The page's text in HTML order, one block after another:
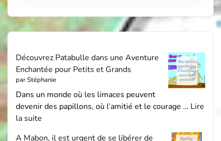
Découvrez Patabulle dans une Aventure
Enchantée pour Petits et Grands
par Stéphanie
Dans un monde où les limaces peuvent
devenir des papillons, où l’amitié et le courage … Lire
la suite
A Mabon, il est urgent de se libérer de